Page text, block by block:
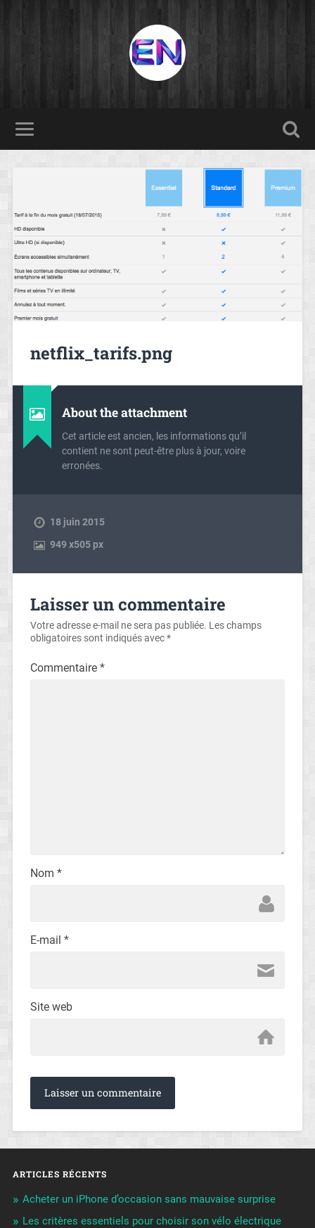
netflix_tarifs.png
About the attachment
Cet article est ancien, les informations qu’il
contient ne sont peut-être plus à jour, voire
erronées.
18 juin 2015
949x505 px
Laisser un commentaire
Votre adresse e-mail ne sera pas publiée. Les champs
obligatoires sont indiqués avec*
Commentaire *
Nom *
E-mail *
Site web
ARTICLES RÉCENTS
Acheter un iPhone d’occasion sans mauvaise surprise
Les critères essentiels pour choisir son vélo électrique